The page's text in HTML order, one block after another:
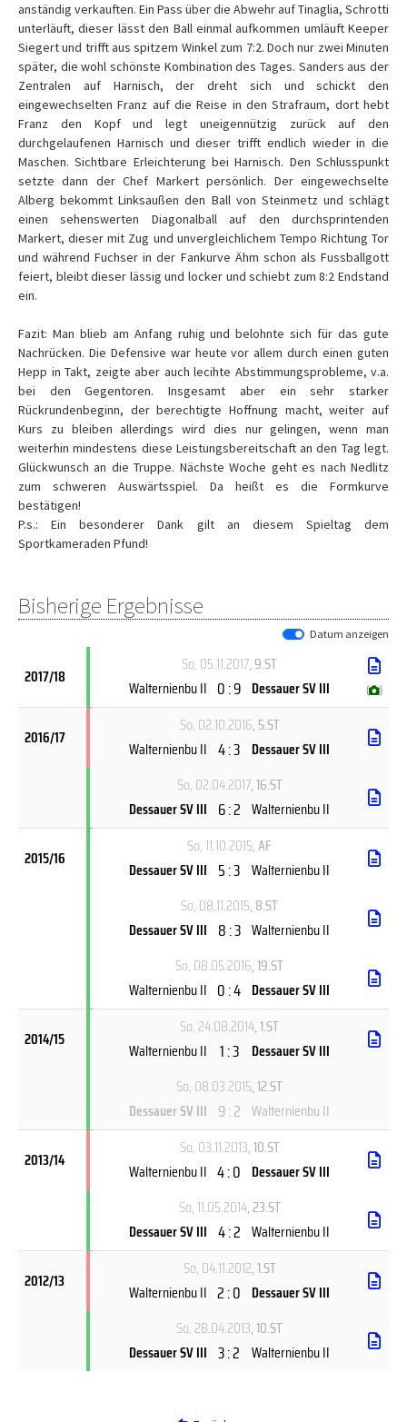
anständig verkauften. Ein Pass über die Abwehr auf Tinaglia, Schrotti
unterläuft, dieser lässt den Ball einmal aufkommen umläuft Keeper
Siegert und trifft aus spitzem Winkel zum 7:2. Doch nur zwei Minuten
später, die wohl schönste Kombination des Tages. Sanders aus der
Zentralen auf Harnisch, der dreht sich und schickt den
eingewechselten Franz auf die Reise in den Strafraum, dort hebt
Franz den Kopf und legt uneigennützig zurück auf den
durchgelaufenen Harnisch und dieser trifft endlich wieder in die
Maschen. Sichtbare Erleichterung bei Harnisch. Den Schlusspunkt
setzte dann der Chef Markert persönlich. Der eingewechselte
Alberg bekommt Linksaußen den Ball von Steinmetz und schlägt
einen sehenswerten Diagonalball auf den durchsprintenden
Markert, dieser mit Zug und unvergleichlichem Tempo Richtung Tor
und während Fuchser in der Fankurve Ähm schon als Fussballgott
feiert, bleibt dieser lässig und locker und schiebt zum 8:2 Endstand
ein.
Fazit: Man blieb am Anfang ruhig und belohnte sich für das gute
Nachrücken. Die Defensive war heute vor allem durch einen guten
Hepp in Takt, zeigte aber auch lecihte Abstimmungsprobleme, v.a.
bei den Gegentoren. Insgesamt aber ein sehr starker
Rückrundenbeginn, der berechtigte Hoffnung macht, weiter auf
Kurs zu bleiben allerdings wird dies nur gelingen, wenn man
weiterhin mindestens diese Leistungsbereitschaft an den Tag legt.
Glückwunsch an die Truppe. Nächste Woche geht es nach Nedlitz
zum schweren Auswärtsspiel. Da heißt es die Formkurve
bestätigen!
P.s.: Ein besonderer Dank gilt an diesem Spieltag dem
Sportkameraden Pfund!
Bisherige Ergebnisse
Datum anzeigen
2017/18
So, 05.11.2017, 9.ST
Walternienbu II 0 : 9 Dessauer SV III ( )
2016/17
So, 02.10.2016, 5.ST
Walternienbu II 4 : 3 Dessauer SV III
So, 02.04.2017, 16.ST
Dessauer SV III 6 : 2 Walternienbu II
2015/16
So, 11.10.2015, AF
Dessauer SV III 5 : 3 Walternienbu II
So, 08.11.2015, 8.ST
Dessauer SV III 8 : 3 Walternienbu II
So, 08.05.2016, 19.ST
Walternienbu II 0 : 4 Dessauer SV III
2014/15
So, 24.08.2014, 1.ST
Walternienbu II 1 : 3
Dessauer SV III
So, 08.03.2015, 12.ST
Dessauer SV III 9 : 2 Walternienbu II
2013/14
So, 03.11.2013, 10.ST
Walternienbu II 4 : 0 Dessauer SV III
So, 11.05.2014, 23.ST
Dessauer SV III 4 : 2 Walternienbu II
2012/13
So, 04.11.2012, 1.ST
Walternienbu II 2 : 0 Dessauer SV III
So, 28.04.2013, 10.ST
Dessauer SV III 3 : 2 Walternienbu II